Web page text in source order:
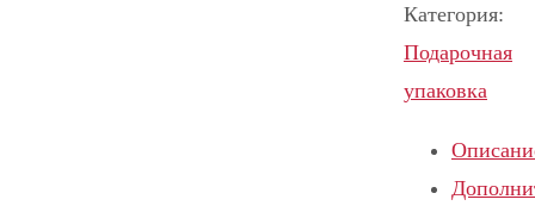
Категория:
Подарочная
упаковка